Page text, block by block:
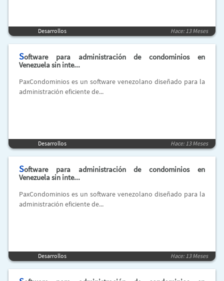
Desarrollos Hace: 13 Meses
Software para administración de condominios en
Venezuela sin inte...
PaxCondominios es un software venezolano diseñado para la
administración eficiente de...
Desarrollos Hace: 13 Meses
Software para administración de condominios en
Venezuela sin inte...
PaxCondominios es un software venezolano diseñado para la
administración eficiente de...
Desarrollos Hace: 13 Meses